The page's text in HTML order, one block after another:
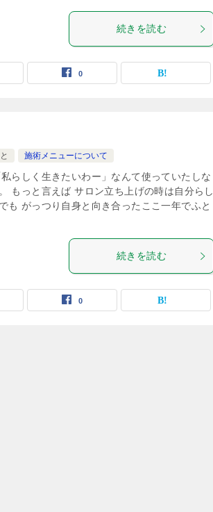
続きを読む
0
施術メニューについて
らしく生きたいわー」なんて使っていたしな
もっと言えば サロン立ち上げの時は自分らし
も がっつり自身と向き合ったここ一年でふと
続きを読む
0